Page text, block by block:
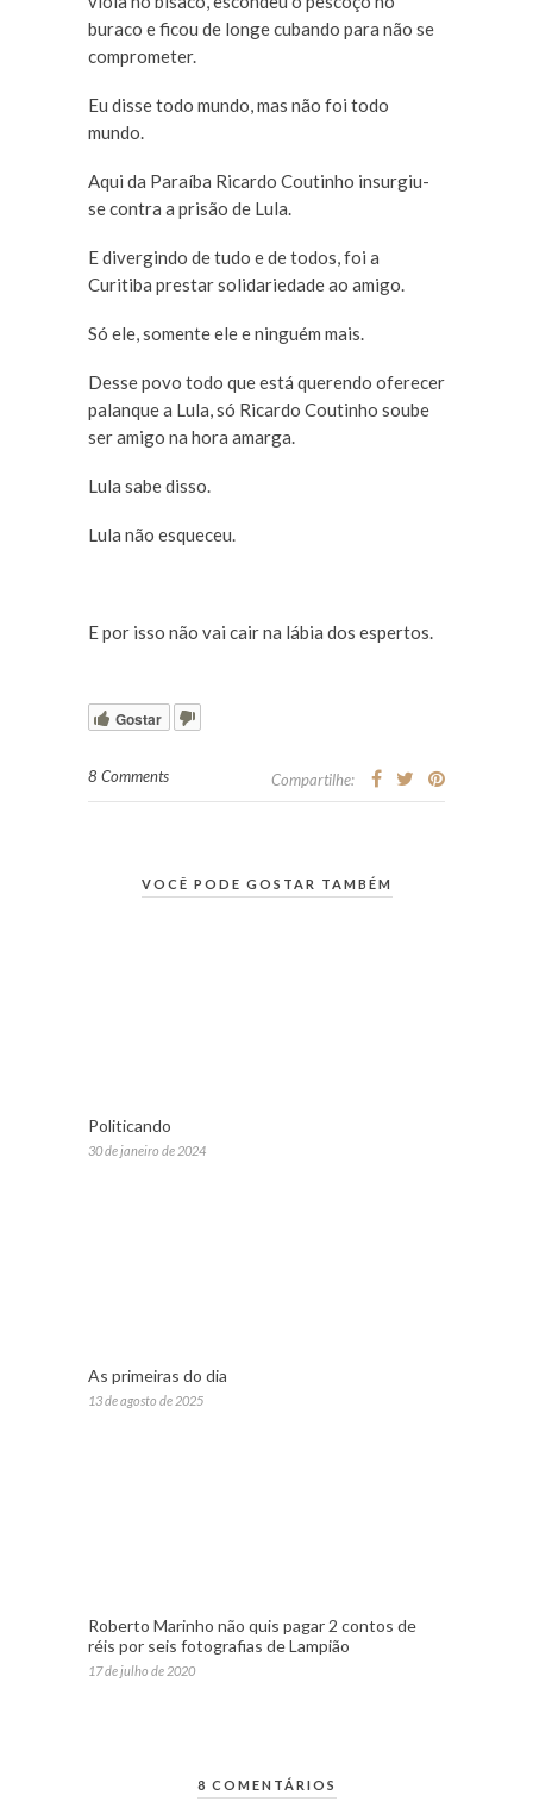
buraco e ficou de longe cubando para não se
comprometer.
Eu disse todo mundo, mas não foi todo
mundo.
Aqui da Paraíba Ricardo Coutinho insurgiu-
se contra a prisão de Lula.
E divergindo de tudo e de todos, foi a
Curitiba prestar solidariedade ao amigo.
Só ele, somente ele e ninguém mais.
Desse povo todo que está querendo oferecer
palanque a Lula, só Ricardo Coutinho soube
ser amigo na hora amarga.
Lula sabe disso.
Lula não esqueceu.
E por isso não vai cair na lábia dos espertos.
Gostar
8 Comments Compartilhe:
VOCÊ PODE GOSTAR TAMBÉM
Politicando
30 de janeiro de 2024
As primeiras do dia
13 de agosto de 2025
Roberto Marinho não quis pagar 2 contos de
réis por seis fotografias de Lampião
17 de julho de 2020
8 COMENTÁRIOS